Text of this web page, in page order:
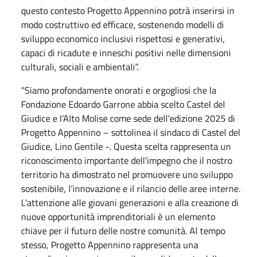
questo contesto Progetto Appennino potrà inserirsi in
modo costruttivo ed efficace, sostenendo modelli di
sviluppo economico inclusivi rispettosi e generativi,
capaci di ricadute e inneschi positivi nelle dimensioni
culturali, sociali e ambientali”.
“Siamo profondamente onorati e orgogliosi che la
Fondazione Edoardo Garrone abbia scelto Castel del
Giudice e l’Alto Molise come sede dell’edizione 2025 di
Progetto Appennino – sottolinea il sindaco di Castel del
Giudice, Lino Gentile -. Questa scelta rappresenta un
riconoscimento importante dell’impegno che il nostro
territorio ha dimostrato nel promuovere uno sviluppo
sostenibile, l’innovazione e il rilancio delle aree interne.
L’attenzione alle giovani generazioni e alla creazione di
nuove opportunità imprenditoriali è un elemento
chiave per il futuro delle nostre comunità. Al tempo
stesso, Progetto Appennino rappresenta una